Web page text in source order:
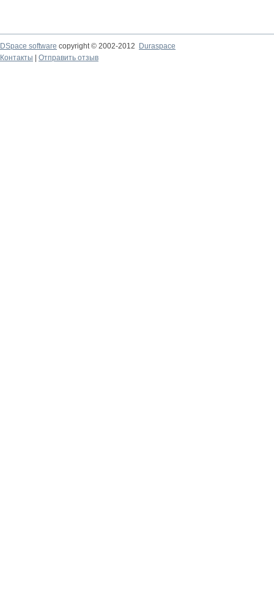
DSpace software copyright © 2002-2012
Duraspace
Контакты
Отправить отзыв